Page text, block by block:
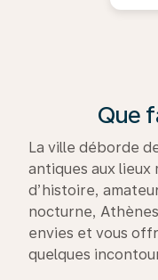
Que
La ville déborde
antiques aux lieux
d’histoire,
nocturne,
envies et vous
quelques